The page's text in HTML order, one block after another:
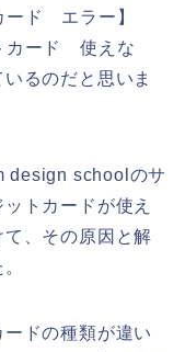
ード エラー】
カード 使えな
るのだと思いま
design schoolのサ
トカードが使え
、その原因と解
ドの種類が違い